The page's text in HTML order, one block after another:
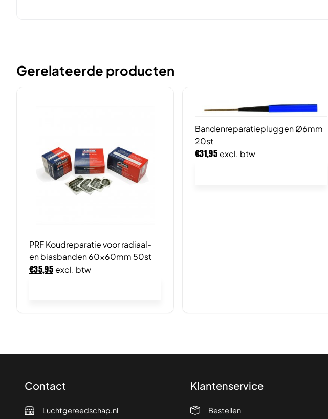
Gerelateerde producten
PRF Koudreparatie voor radiaal-
en biasbanden 60x60mm 50st
€35,95 excl. btw
Bandenreparatiepluggen Ø6mm
20st
€31,95 excl. btw
Contact
Luchtgereedschap.nl
Klantenservice
Bestellen